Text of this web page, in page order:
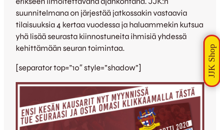
suunnitelmana on järjestää jatkossakin vastaavia
tilaisuuksia 4 kertaa vuodessa ja haluammekin kutsua
yhä lisää seurasta kiinnostuneita ihmisiä yhdessä
kehittämään seuran toimintaa.
[separator top=”10″ style=”shadow”]